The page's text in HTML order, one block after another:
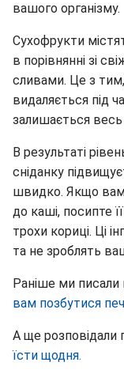
вашого організму.
Сухофрукти
в порівнянні зі
сливами. Це з
видаляється під
залишається весь
В результаті
сніданку
швидко. Якщо вам
до каші, посипте
трохи кориці. Ці
та не зроблять
Раніше ми писали
вам позбутися
А ще розповідали
їсти щодня.